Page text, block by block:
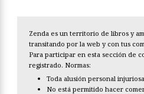
Zenda es un territorio de libros y
transitando por la web y con tus
Para participar en esta sección de
registrado. Normas:
Toda alusión personal
No está permitido hacer